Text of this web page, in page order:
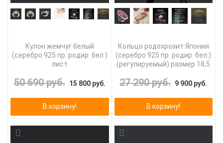
Кулон жемчуг белый
(серебро 925 пр. родир. бел.)
лист
50 690 руб. 15 800 руб.
В корзину!
Кольцо родохрозит Япония
(серебро 925 пр. родир. бел.)
(регулируемый) размер 18,5
27 290 руб. 9 900 руб.
В корзину!